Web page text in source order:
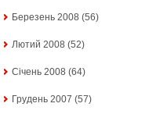
Березень 2008 (56)
Лютий 2008 (52)
Січень 2008 (64)
Грудень 2007 (57)